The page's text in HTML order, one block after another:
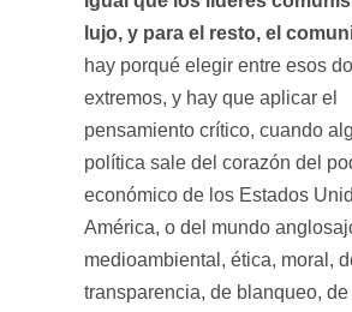
lujo, y para el resto, el
hay porqué elegir entre esos
extremos, y hay que aplicar el
pensamiento crítico, cuando
política sale del corazón del
económico de los Estados
América, o del mundo
medioambiental, ética, moral,
transparencia, de blanqueo, de